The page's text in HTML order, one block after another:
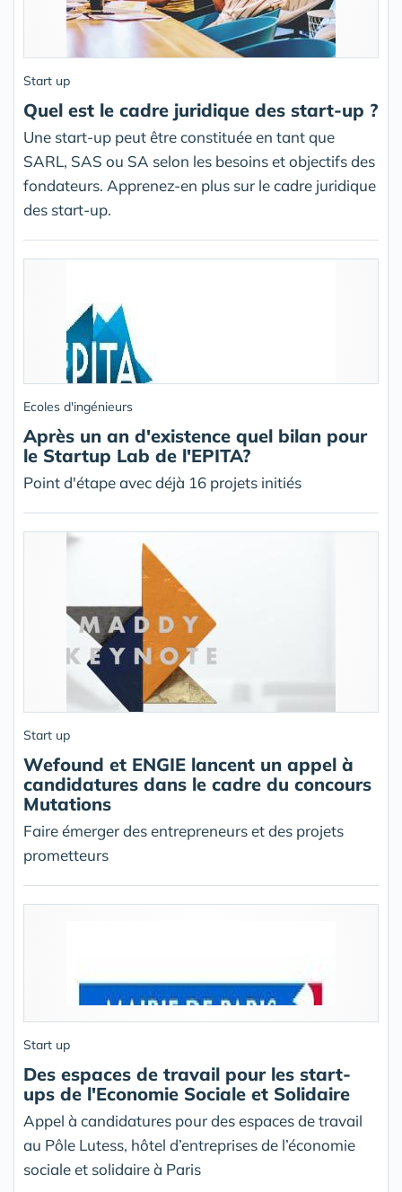
Start up
Quel est le cadre juridique des start-up ?
Une start-up peut être constituée en tant que
SARL, SAS ou SA selon les besoins et objectifs des
fondateurs. Apprenez-en plus sur le cadre juridique
des start-up.
Ecoles d'ingénieurs
Après un an d'existence quel bilan pour
le Startup Lab de l'EPITA?
Point d'étape avec déjà 16 projets initiés
Start up
Wefound et ENGIE lancent un appel à
candidatures dans le cadre du concours
Mutations
Faire émerger des entrepreneurs et des projets
prometteurs
Start up
Des espaces de travail pour les start-
ups de l'Economie Sociale et Solidaire
Appel à candidatures pour des espaces de travail
au Pôle Lutess, hôtel d’entreprises de l’économie
sociale et solidaire à Paris